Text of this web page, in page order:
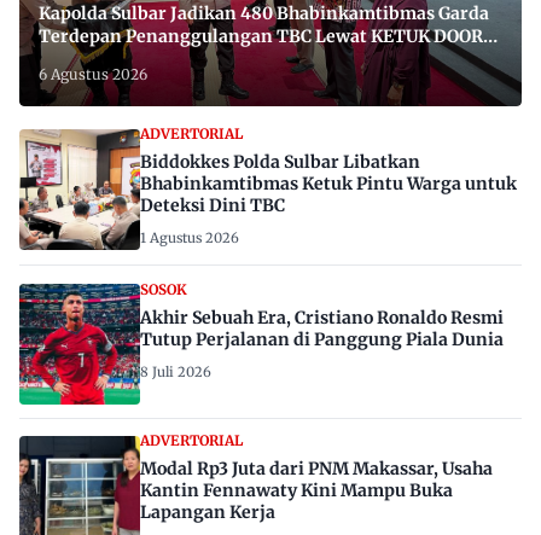
Kapolda Sulbar Jadikan 480 Bhabinkamtibmas Garda
Terdepan Penanggulangan TBC Lewat KETUK DOORS
di 650 Desa
6 Agustus 2026
ADVERTORIAL
Biddokkes Polda Sulbar Libatkan
Bhabinkamtibmas Ketuk Pintu Warga untuk
Deteksi Dini TBC
1 Agustus 2026
SOSOK
Akhir Sebuah Era, Cristiano Ronaldo Resmi
Tutup Perjalanan di Panggung Piala Dunia
8 Juli 2026
ADVERTORIAL
Modal Rp3 Juta dari PNM Makassar, Usaha
Kantin Fennawaty Kini Mampu Buka
Lapangan Kerja